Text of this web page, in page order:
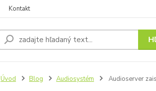
Kontakt
Úvod Blog Audiosystém Audioserver